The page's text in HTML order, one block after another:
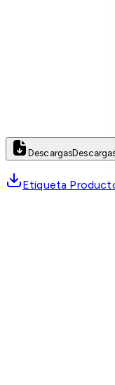
Descargas
Etiqueta